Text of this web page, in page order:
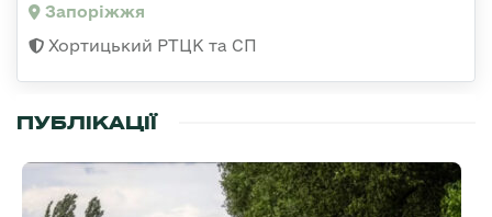
Запоріжжя
Хортицький РТЦК та СП
ПУБЛІКАЦІЇ